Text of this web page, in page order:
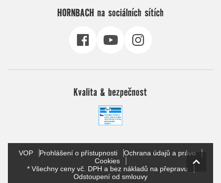
HORNBACH na sociálních sítích
Kvalita & bezpečnost
VOP Prohlášení o přístupnosti
Ochrana údajů a právo
Cookies
* Všechny ceny vč. DPH a bez nákladů na přepravu
Odstoupení od smlouvy